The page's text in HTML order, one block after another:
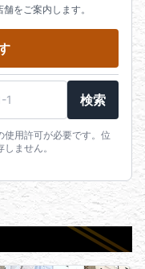
をご案内します。
検索
使用許可が必要です。位
ません。